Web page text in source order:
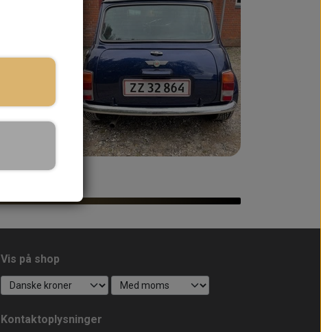
Vis på shop
Kontaktoplysninger